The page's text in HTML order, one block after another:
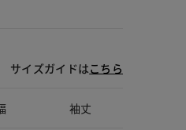
サイズガイドはこちら
袖丈